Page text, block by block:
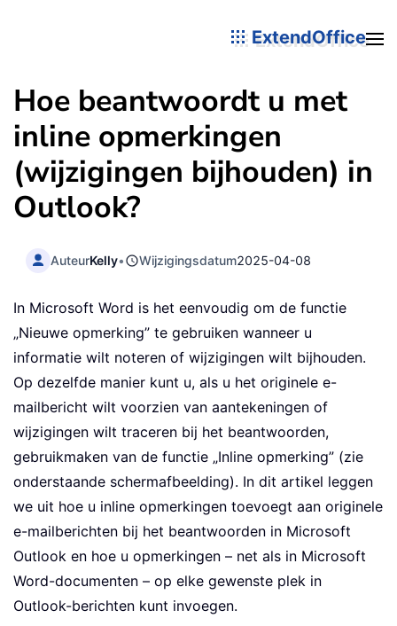
ExtendOffice
Hoe beantwoordt u met
inline opmerkingen
(wijzigingen bijhouden) in
Outlook?
AuteurKelly• Wijzigingsdatum2025-04-08
In Microsoft Word is het eenvoudig om de functie
„Nieuwe opmerking” te gebruiken wanneer u
informatie wilt noteren of wijzigingen wilt bijhouden.
Op dezelfde manier kunt u, als u het originele e-
mailbericht wilt voorzien van aantekeningen of
wijzigingen wilt traceren bij het beantwoorden,
gebruikmaken van de functie „Inline opmerking” (zie
onderstaande schermafbeelding). In dit artikel leggen
we uit hoe u inline opmerkingen toevoegt aan originele
e-mailberichten bij het beantwoorden in Microsoft
Outlook en hoe u opmerkingen – net als in Microsoft
Word-documenten – op elke gewenste plek in
Outlook-berichten kunt invoegen.